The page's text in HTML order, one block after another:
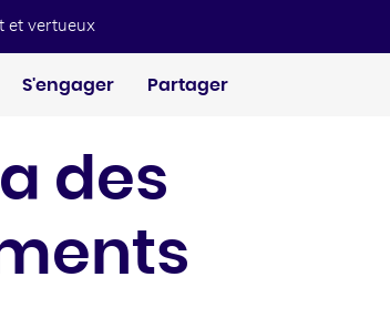
et vertueux
S'engager Partager
des